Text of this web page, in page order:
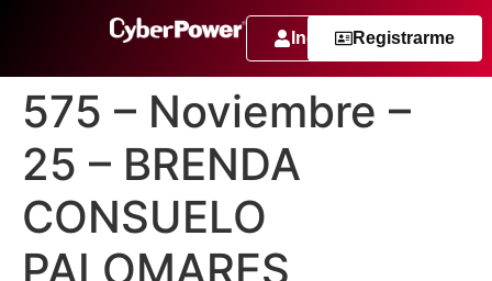
IngresarRegistrarme
575 – Noviembre –
25 – BRENDA
CONSUELO
PALOMARES